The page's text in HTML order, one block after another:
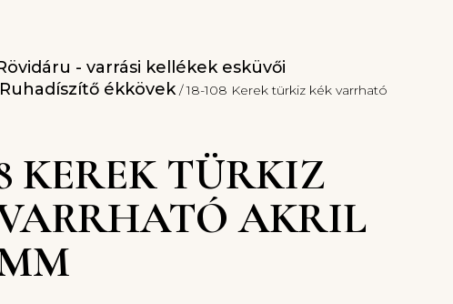
- varrási kellékek esküvői
Ruhadíszítő ékkövek/ 18-108 Kerek türkiz kék varrható
KEREK TÜRKIZ
AKRIL